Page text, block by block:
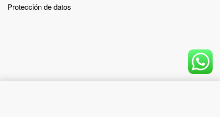
Protección de datos